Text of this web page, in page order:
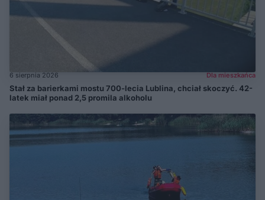
6 sierpnia 2026 Dla mieszkańca
Stał za barierkami mostu 700-lecia Lublina, chciał skoczyć. 42-
latek miał ponad 2,5 promila alkoholu